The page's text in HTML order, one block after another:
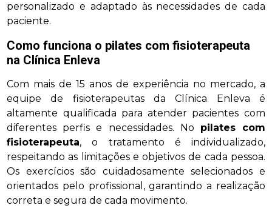
personalizado e adaptado às necessidades de cada
paciente.
Como funciona o pilates com fisioterapeuta
na Clínica Enleva
Com mais de 15 anos de experiência no mercado, a
equipe de fisioterapeutas da Clínica Enleva é
altamente qualificada para atender pacientes com
diferentes perfis e necessidades. No pilates com
fisioterapeuta, o tratamento é individualizado,
respeitando as limitações e objetivos de cada pessoa.
Os exercícios são cuidadosamente selecionados e
orientados pelo profissional, garantindo a realização
correta e segura de cada movimento.